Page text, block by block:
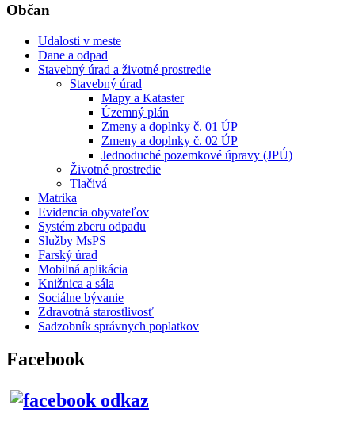
Občan
Udalosti v meste
Dane a odpad
Stavebný úrad a životné prostredie
Stavebný úrad
Mapy a Kataster
Územný plán
Zmeny a doplnky č. 01 ÚP
Zmeny a doplnky č. 02 ÚP
Jednoduché pozemkové úpravy (JPÚ)
Životné prostredie
Tlačivá
Matrika
Evidencia obyvateľov
Systém zberu odpadu
Služby MsPS
Farský úrad
Mobilná aplikácia
Knižnica a sála
Sociálne bývanie
Zdravotná starostlivosť
Sadzobník správnych poplatkov
Facebook